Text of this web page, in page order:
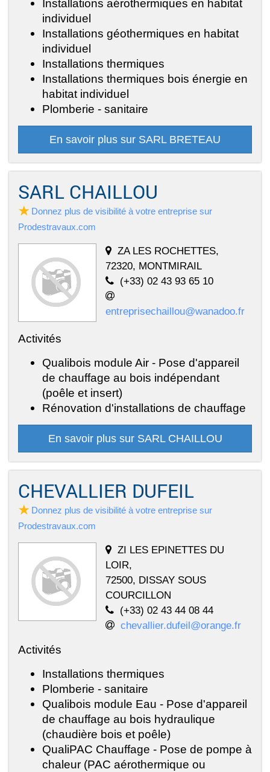
Installations aérothermiques en habitat
individuel
Installations géothermiques en habitat
individuel
Installations thermiques
Installations thermiques bois énergie en
habitat individuel
Plomberie - sanitaire
En savoir plus sur SARL BRETEAU
SARL CHAILLOU
Donnez plus de visibilité à votre entreprise sur
Prodestravaux.com
ZA LES ROCHETTES,
72320, MONTMIRAIL
(+33) 02 43 93 65 10
entreprisechaillou@wanadoo.fr
Activités
Qualibois module Air - Pose d'appareil
de chauffage au bois indépendant
(poêle et insert)
Rénovation d'installations de chauffage
En savoir plus sur SARL CHAILLOU
CHEVALLIER DUFEIL
Donnez plus de visibilité à votre entreprise sur
Prodestravaux.com
ZI LES EPINETTES DU
LOIR,
72500, DISSAY SOUS
COURCILLON
(+33) 02 43 44 08 44
chevallier.dufeil@orange.fr
Activités
Installations thermiques
Plomberie - sanitaire
Qualibois module Eau - Pose d'appareil
de chauffage au bois hydraulique
(chaudière bois et poêle)
QualiPAC Chauffage - Pose de pompe à
chaleur (PAC aérothermique ou